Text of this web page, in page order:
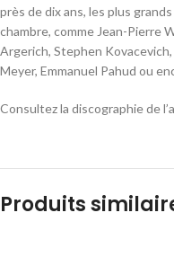
près de dix ans, les plus
chambre, comme Jean-Pierre
Argerich, Stephen
Meyer, Emmanuel Pahud ou
Consultez la discographie de
Produits